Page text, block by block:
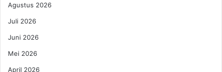
Agustus 2026
Juli 2026
Juni 2026
Mei 2026
April 2026